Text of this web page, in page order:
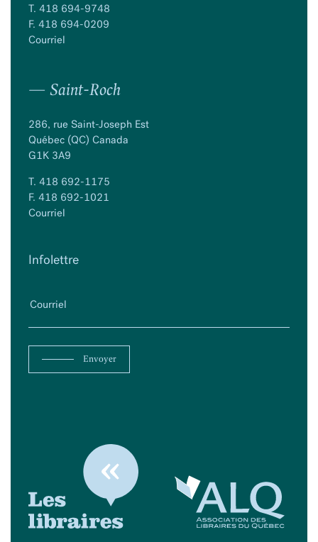
T. 418 694-9748
F. 418 694-0209
Courriel
— Saint-Roch
286, rue Saint-Joseph Est
Québec (QC) Canada
G1K 3A9
T. 418 692-1175
F. 418 692-1021
Courriel
Infolettre
Envoyer